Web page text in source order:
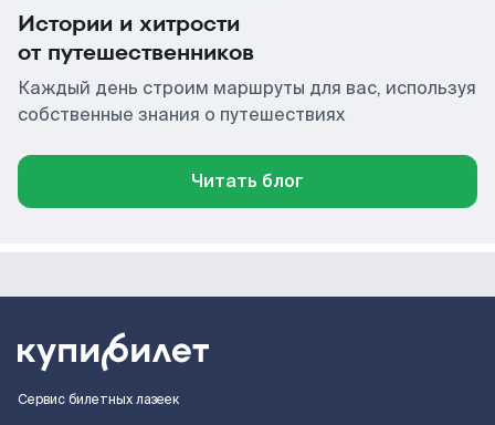
Истории и хитрости
от путешественников
Каждый день строим маршруты для вас, используя
собственные знания о путешествиях
Читать блог
Сервис билетных лазеек